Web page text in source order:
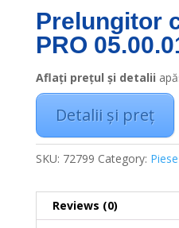
Prelungitor
PRO
Aflați prețul și detalii
Detalii și preț
SKU: 72799 Category:
Reviews (0)